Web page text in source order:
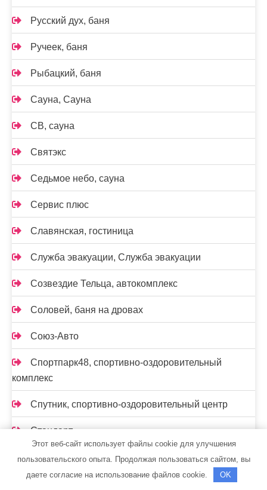
Русский дух, баня
Ручеек, баня
Рыбацкий, баня
Сауна, Сауна
СВ, сауна
Святэкс
Седьмое небо, сауна
Сервис плюс
Славянская, гостиница
Служба эвакуации, Служба эвакуации
Созвездие Тельца, автокомплекс
Соловей, баня на дровах
Союз-Авто
Спортпарк48, спортивно-оздоровительный
комплекс
Спутник, спортивно-оздоровительный центр
Стандарт
Старт
Этот веб-сайт использует файлы cookie для улучшения
пользовательского опыта. Продолжая пользоваться сайтом, вы
даете согласие на использование файлов cookie.
OK